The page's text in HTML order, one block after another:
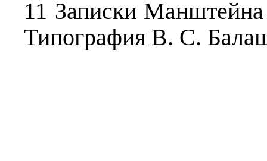
11 Записки
Типография В. С.